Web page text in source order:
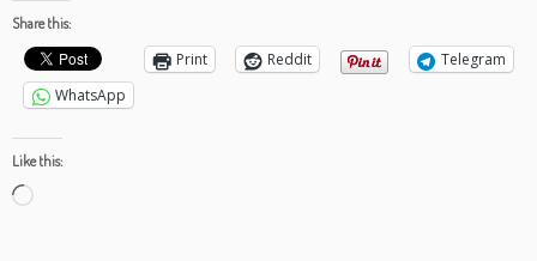
Share this:
Print Reddit
Telegram
WhatsApp
Like this:
Loading…